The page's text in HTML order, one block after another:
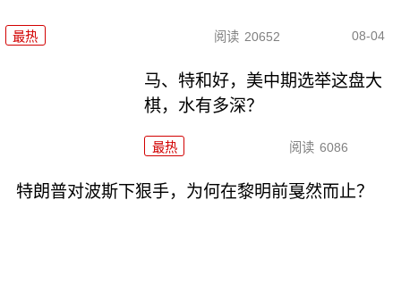
最热 阅读 20652 08-04
马、特和好，美中期选举这盘大
棋，水有多深？
最热 阅读 6086
特朗普对波斯下狠手，为何在黎明前戛然而止？